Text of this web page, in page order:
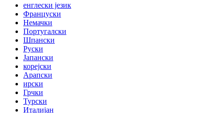
енглески језик
Француски
Немачки
Португалски
Шпански
Руски
Јапански
корејски
Арапски
ирски
Грчки
Турски
Италијан